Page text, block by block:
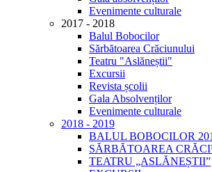
Evenimente culturale
2017 - 2018
Balul Bobocilor
Sărbătoarea Crăciunului
Teatru "Aslăneștii"
Excursii
Revista școlii
Gala Absolvenților
Evenimente culturale
2018 - 2019
BALUL BOBOCILOR
SĂRBĂTOAREA
TEATRU „ASLĂNEȘTII”